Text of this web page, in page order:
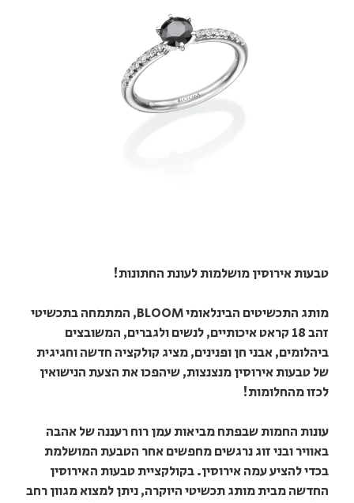
טבעות אירוסין מושלמות לעונת החתונות!
מותג התכשיטים הבינלאומי BLOOM, המתמחה בתכשיטי
זהב 18 קראט איכותיים, לנשים ולגברים, המשובצים
ביהלומים, אבני חן ופנינים, מציג קולקציה חדשה וחגיגית
של טבעות אירוסין מנצנצות, שיהפכו את הצעת הנישואין
לכזו מהחלומות!
עונות החמות שבפתח מביאות עמן רוח רעננה של אהבה
באוויר ובני זוג נרגשים מחפשים אחר הטבעת המושלמת
בכדי להציע עמה אירוסין. בקולקציית טבעות האירוסין
החדשה מבית מותג תכשיטי היוקרה, ניתן למצוא מגוון רחב